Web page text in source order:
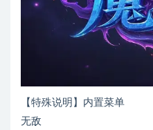
【特殊说明】内置菜单
无敌